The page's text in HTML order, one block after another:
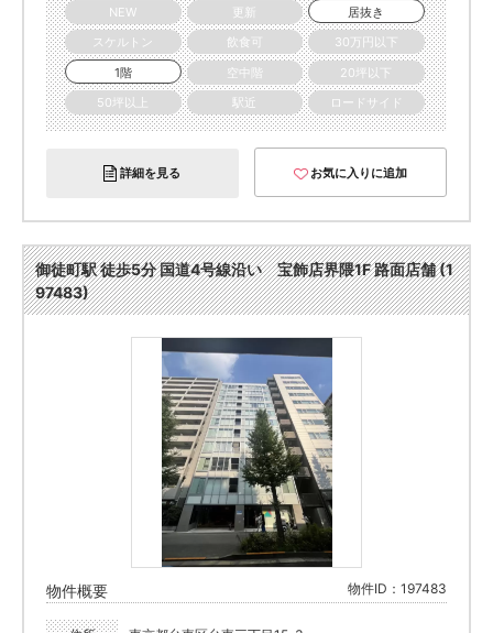
NEW
更新
居抜き
スケルトン
飲食可
30万円以下
1階
空中階
20坪以下
50坪以上
駅近 ロードサイド
詳細を見る お気に入りに追加
御徒町駅 徒歩5分 国道4号線沿い 宝飾店界隈1F 路面店舗 (1
97483)
物件概要 物件ID：197483